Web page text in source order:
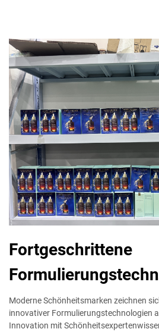
Fortgeschrittene
Moderne Schönheitsmarken zeichnen
innovativer Formulierungstechnologien
Innovation mit